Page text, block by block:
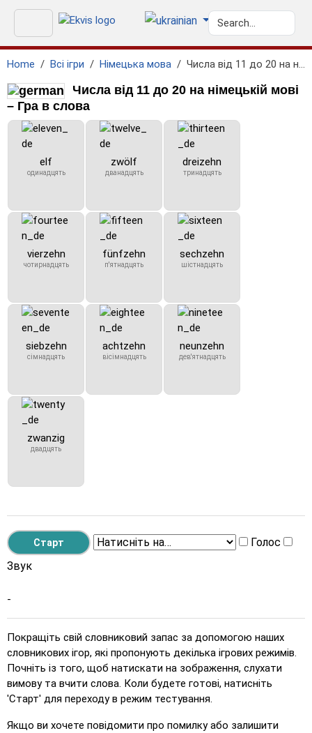
Home Всі ігри Німецька мова Числа від 11 до 20 на німецькій мові
Числа від 11 до 20 на німецькій мові
– Гра в слова
elf
одинадцять
zwölf
дванадцять
dreizehn
тринадцять
vierzehn
чотирнадцять
fünfzehn
п'ятнадцять
sechzehn
шістнадцять
siebzehn
сімнадцять
achtzehn
вісімнадцять
neunzehn
дев'ятнадцять
zwanzig
двадцять
Голос
Звук
-
Покращіть свій словниковий запас за допомогою наших
словникових ігор, які пропонують декілька ігрових режимів.
Почніть із того, щоб натискати на зображення, слухати
вимову та вчити слова. Коли будете готові, натисніть
'Старт' для переходу в режим тестування.
Якщо ви хочете повідомити про помилку або залишити